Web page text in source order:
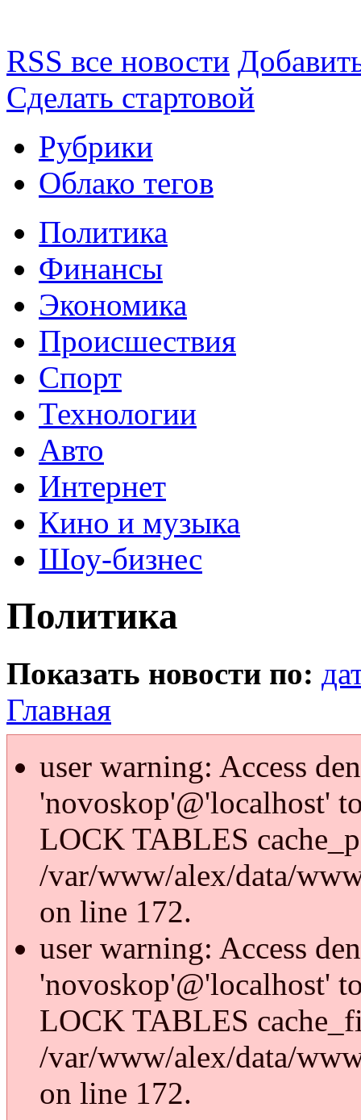
RSS все новости
Сделать стартовой
Рубрики
Облако тегов
Политика
Финансы
Экономика
Происшествия
Спорт
Технологии
Авто
Интернет
Кино и музыка
Шоу-бизнес
Политика
Показать новости по:
Главная
user warning: Access
'novoskop'@'localhost'
LOCK TABLES
/var/www/alex/data/
on line 172.
user warning: Access
'novoskop'@'localhost'
LOCK TABLES
/var/www/alex/data/
on line 172.